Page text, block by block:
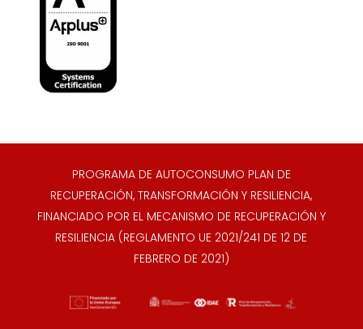
PROGRAMA DE AUTOCONSUMO PLAN DE
RECUPERACIÓN, TRANSFORMACIÓN Y RESILIENCIA,
FINANCIADO POR EL MECANISMO DE RECUPERACIÓN Y
RESILIENCIA (REGLAMENTO UE 2021/241 DE 12 DE
FEBRERO DE 2021)